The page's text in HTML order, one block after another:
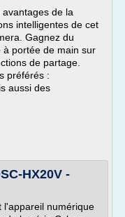
de la
intelligentes de cet
Gagnez du
à portée de main sur
de partage.
préférés :
aussi des
HX20V -
l'appareil numérique